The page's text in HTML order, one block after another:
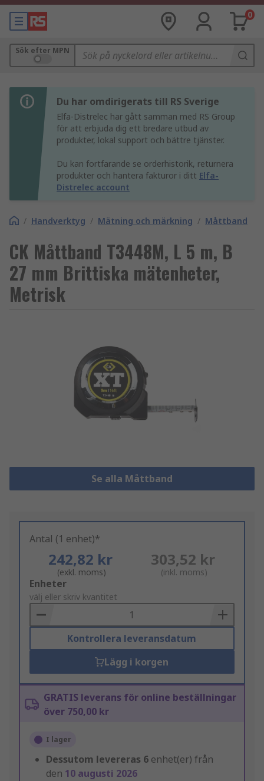
0
Sök efter MPN
Du har omdirigerats till RS Sverige
Elfa-Distrelec har gått samman med RS Group
för att erbjuda dig ett bredare utbud av
produkter, lokal support och bättre tjänster.
Du kan fortfarande se orderhistorik, returnera
produkter och hantera fakturor i ditt Elfa-
Distrelec account
/ Handverktyg / Mätning och märkning / Måttband
CK Måttband T3448M, L 5 m, B
27 mm Brittiska mätenheter,
Metrisk
Se alla Måttband
Antal (1 enhet)*
242,82 kr
(exkl. moms)
303,52 kr
(inkl. moms)
Add
to
Basket
Enheter
välj eller skriv kvantitet
Kontrollera leveransdatum
Lägg i korgen
GRATIS leverans för online beställningar
över 750,00 kr
I lager
Dessutom levereras 6 enhet(er) från
den 10 augusti 2026